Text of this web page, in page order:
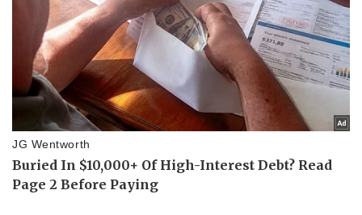
Thể thao
Bóng đá
Lịch thi đấu bóng đá
Thế giới thể thao
eSports
Hậu trường
Ô tô - Xe máy
Xe máy
Tư vấn